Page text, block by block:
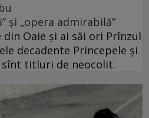
și „opera admirabilă”
Oaie și ai săi ori Prînzul
decadente Princepele și
titluri de neocolit.